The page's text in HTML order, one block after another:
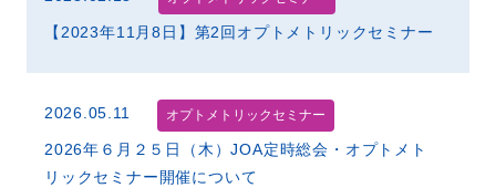
【2023年11月8日】第2回オプトメトリックセミナー
2026.05.11 オプトメトリックセミナー
2026年６月２５日（木）JOA定時総会・オプトメト
リックセミナー開催について